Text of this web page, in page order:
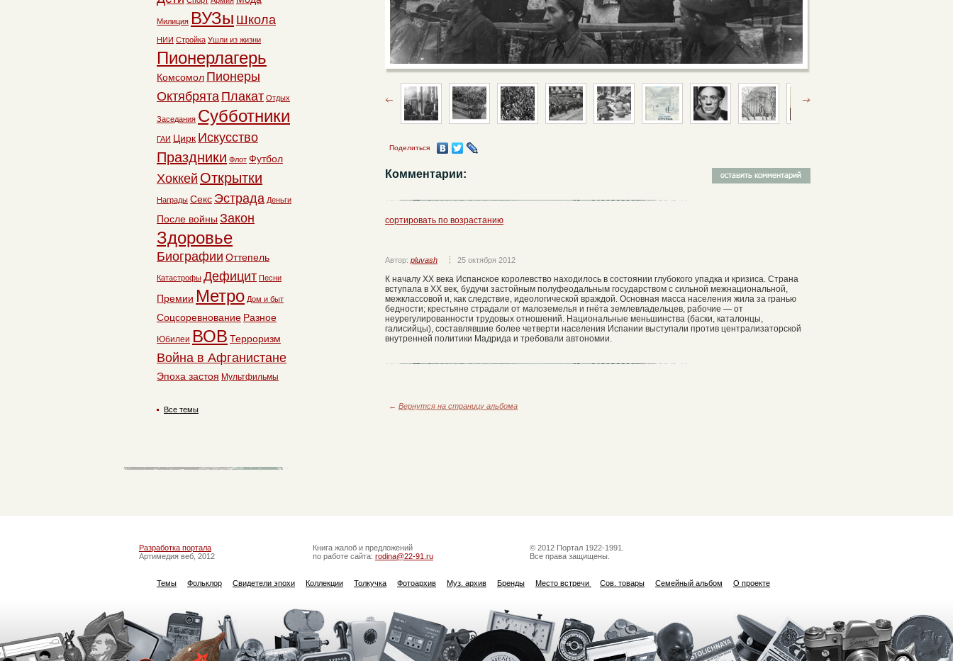
Поделиться
Комментарии:
сортировать по возрастанию
Автор: pluvash 25 октября 2012
К началу XX века Испанское королевство находилось в состоянии глубокого упадка и кризиса. Страна
вступала в ХХ век, будучи застойным полуфеодальным государством с сильной межнациональной,
межклассовой и, как следствие, идеологической враждой. Основная масса населения жила за гранью
бедности; крестьяне страдали от малоземелья и гнёта землевладельцев, рабочие — от
неурегулированности трудовых отношений. Национальные меньшинства (баски, каталонцы,
галисийцы), составлявшие более четверти населения Испании выступали против централизаторской
внутренней политики Мадрида и требовали автономии.
← Вернутся на страницу альбома
Милиция ВУЗы Школа
НИИ Стройка Ушли из жизни
Пионерлагерь
Комсомол Пионеры
Октябрята Плакат Отдых
Заседания Субботники
ГАИ Цирк Искусство
Праздники Флот Футбол
Хоккей Открытки
Награды Секс Эстрада Деньги
После войны Закон
Здоровье
Биографии Оттепель
Катастрофы Дефицит Песни
Премии Метро Дом и быт
Соцсоревнование Разное
Юбилеи ВОВ Терроризм
Война в Афганистане
Эпоха застоя Мультфильмы
Все темы
Разработка портала
Артимедия веб, 2012
Книга жалоб и предложений
по работе сайта: rodina@22-91.ru
© 2012 Портал 1922-1991.
Все права защищены.
Темы Фольклор Свидетели эпохи Коллекции Толкучка Фотоархив Муз. архив Бренды Место встречи Сов. товары Семейный альбом О проекте